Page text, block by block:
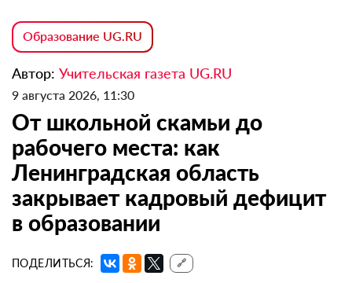
Образование UG.RU
Автор: Учительская газета UG.RU
9 августа 2026, 11:30
От школьной скамьи до
рабочего места: как
Ленинградская область
закрывает кадровый дефицит
в образовании
ПОДЕЛИТЬСЯ: 🔗